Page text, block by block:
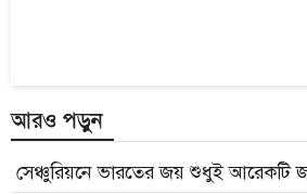
আরও পড়ুন
সেঞ্চুরিয়নে ভারতের জয় শুধুই আরেকটি